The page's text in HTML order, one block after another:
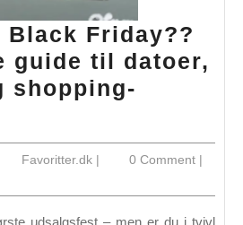
Black Friday??
guide til datoer,
shopping-
Favoritter.dkFavoritter.dk
| 0 Comment |